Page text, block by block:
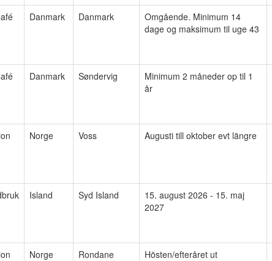
Danmark Danmark
Omgående. Minimum 14
dage og maksimum til uge 43
Danmark Søndervig
Minimum 2 måneder op til 1
år
Norge Voss Augusti till oktober evt längre
Island Syd Island
15. august 2026 - 15. maj
2027
Norge Rondane Hösten/efteråret ut